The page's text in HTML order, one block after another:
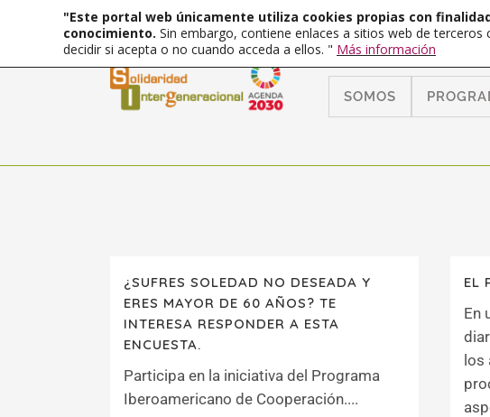
SOMOS
¿SUFRES SOLEDAD NO DESEADA Y
ERES MAYOR DE 60 AÑOS? TE
INTERESA RESPONDER A ESTA
ENCUESTA.
Participa en la iniciativa del Programa
Iberoamericano de Cooperación....
EL
En
"Este portal web únicamente utiliza cookies propias con
conocimiento. Sin embargo, contiene enlaces a sitios web de
decidir si acepta o no cuando acceda a ellos. " Más información